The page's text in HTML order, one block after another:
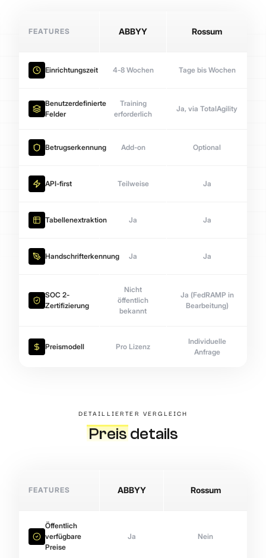
FEATURES ABBYY Rossum
Einrichtungszeit 4-8 Wochen Tage bis Wochen
Benutzerdefinierte
Felder
Training
erforderlich
Ja, via TotalAgility
Betrugserkennung Add-on Optional
API-first Teilweise Ja
Tabellenextraktion Ja Ja
Handschrifterkennung Ja Ja
SOC 2-
Zertifizierung
Nicht
öffentlich
bekannt
Ja (FedRAMP in
Bearbeitung)
Preismodell Pro Lizenz
Individuelle
Anfrage
DETAILLIERTER VERGLEICH
Preis details
FEATURES ABBYY Rossum
Öffentlich
verfügbare
Preise
Ja Nein